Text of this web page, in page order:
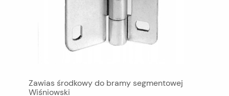
Zawias środkowy do bramy segmentowej
Wiśniowski